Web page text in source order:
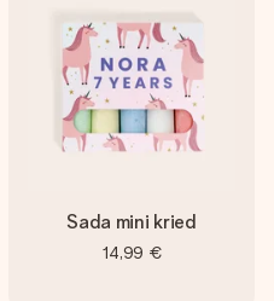
Sada mini kried
14,99 €